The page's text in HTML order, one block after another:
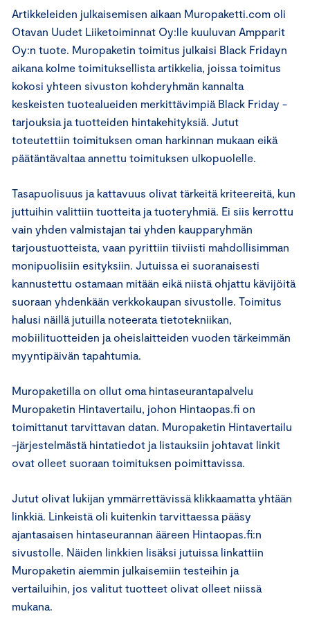
Artikkeleiden julkaisemisen aikaan Muropaketti.com oli
Otavan Uudet Liiketoiminnat Oy:lle kuuluvan Ampparit
Oy:n tuote. Muropaketin toimitus julkaisi Black Fridayn
aikana kolme toimituksellista artikkelia, joissa toimitus
kokosi yhteen sivuston kohderyhmän kannalta
keskeisten tuotealueiden merkittävimpiä Black Friday -
tarjouksia ja tuotteiden hintakehityksiä. Jutut
toteutettiin toimituksen oman harkinnan mukaan eikä
päätäntävaltaa annettu toimituksen ulkopuolelle.
Tasapuolisuus ja kattavuus olivat tärkeitä kriteereitä, kun
juttuihin valittiin tuotteita ja tuoteryhmiä. Ei siis kerrottu
vain yhden valmistajan tai yhden kaupparyhmän
tarjoustuotteista, vaan pyrittiin tiiviisti mahdollisimman
monipuolisiin esityksiin. Jutuissa ei suoranaisesti
kannustettu ostamaan mitään eikä niistä ohjattu kävijöitä
suoraan yhdenkään verkkokaupan sivustolle. Toimitus
halusi näillä jutuilla noteerata tietotekniikan,
mobiilituotteiden ja oheislaitteiden vuoden tärkeimmän
myyntipäivän tapahtumia.
Muropaketilla on ollut oma hintaseurantapalvelu
Muropaketin Hintavertailu, johon Hintaopas.fi on
toimittanut tarvittavan datan. Muropaketin Hintavertailu
-järjestelmästä hintatiedot ja listauksiin johtavat linkit
ovat olleet suoraan toimituksen poimittavissa.
Jutut olivat lukijan ymmärrettävissä klikkaamatta yhtään
linkkiä. Linkeistä oli kuitenkin tarvittaessa pääsy
ajantasaisen hintaseurannan ääreen Hintaopas.fi:n
sivustolle. Näiden linkkien lisäksi jutuissa linkattiin
Muropaketin aiemmin julkaisemiin testeihin ja
vertailuihin, jos valitut tuotteet olivat olleet niissä
mukana.